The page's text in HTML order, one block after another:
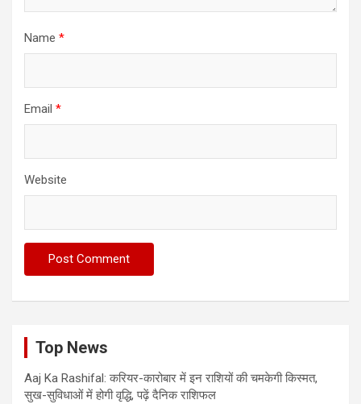
Name *
Email *
Website
Top News
Aaj Ka Rashifal: करियर-कारोबार में इन राशियों की चमकेगी किस्मत,
सुख-सुविधाओं में होगी वृद्धि, पढ़ें दैनिक राशिफल